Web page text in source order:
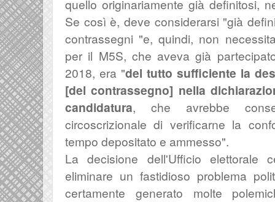
quello originariamente già definitosi,
Se così è, deve considerarsi "già
contrassegni "e, quindi, non
per il M5S, che aveva già
2018, era "del tutto sufficiente la
[del contrassegno] nella
candidatura, che avrebbe
circoscrizionale di verificarne la
tempo depositato e ammesso".
La decisione dell'Ufficio elettorale
eliminare un fastidioso problema
certamente generato molte